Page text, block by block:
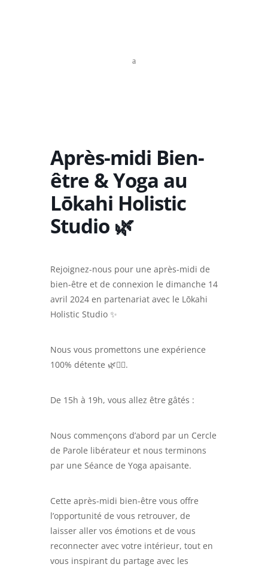
a
Après-midi Bien-
être & Yoga au
Lōkahi Holistic
Studio 🌿
Rejoignez-nous pour une après-midi de
bien-être et de connexion le dimanche 14
avril 2024 en partenariat avec le Lōkahi
Holistic Studio ✨
Nous vous promettons une expérience
100% détente 🌿🧘‍♀️.
De 15h à 19h, vous allez être gâtés :
Nous commençons d’abord par un Cercle
de Parole libérateur et nous terminons
par une Séance de Yoga apaisante.
Cette après-midi bien-être vous offre
l’opportunité de vous retrouver, de
laisser aller vos émotions et de vous
reconnecter avec votre intérieur, tout en
vous inspirant du partage avec les